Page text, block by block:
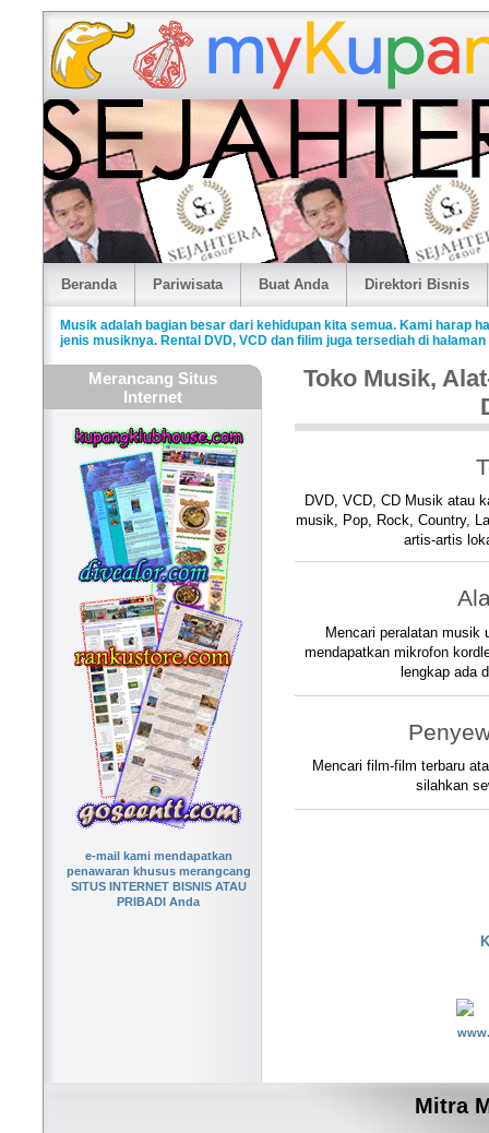
Beranda Pariwisata Buat Anda Direktori Bisnis
Musik adalah bagian besar dari kehidupan kita semua. Kami harap
jenis musiknya. Rental DVD, VCD dan filim juga tersediah di halaman
Merancang Situs
Internet
e-mail kami mendapatkan
penawaran khusus merangcang
SITUS INTERNET BISNIS ATAU
PRIBADI Anda
Toko Musik,
DVD, VCD, CD Musik atau
musik, Pop, Rock, Country,
artis-artis
Mencari peralatan musik
mendapatkan mikrofon
lengkap ada
Mencari film-film terbaru
silahkan
Mitra